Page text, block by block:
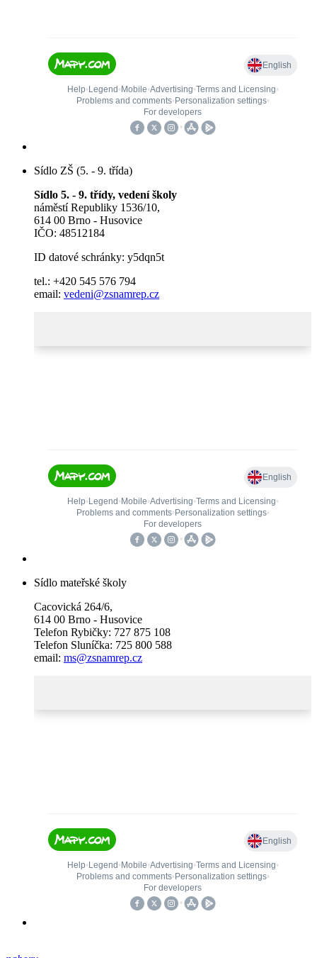
Sídlo ZŠ (5. - 9. třída)
Sídlo 5. - 9. třídy, vedení školy
náměstí Republiky 1536/10,
614 00 Brno - Husovice
IČO: 48512184
ID datové schránky: y5dqn5t
tel.: +420 545 576 794
email: vedeni@zsnamrep.cz
Sídlo mateřské školy
Cacovická 264/6,
614 00 Brno - Husovice
Telefon Rybičky: 727 875 108
Telefon Sluníčka: 725 800 588
email: ms@zsnamrep.cz